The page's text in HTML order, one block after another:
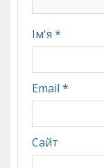
Ім'я *
Email *
Сайт